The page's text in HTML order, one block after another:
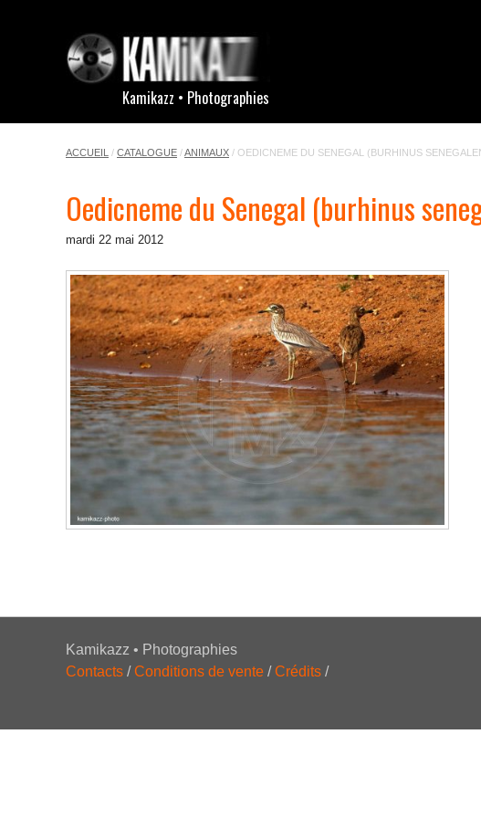
Kamikazz • Photographies
ACCUEIL / CATALOGUE /ANIMAUX / OEDICNEME DU SENEGAL (BURHINUS
Oedicneme du Senegal (burhinus
mardi 22 mai 2012
Kamikazz • Photographies
Contacts /Conditions de vente /Crédits /